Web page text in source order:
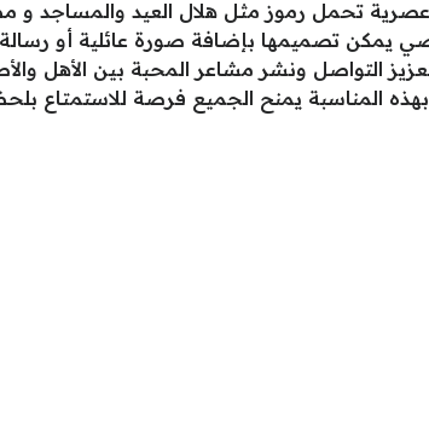
تحمل رموز مثل هلال العيد والمساجد و
تصميمها بإضافة صورة عائلية أو رسالة
التواصل ونشر مشاعر المحبة بين الأهل
المناسبة يمنح الجميع فرصة للاستمتاع